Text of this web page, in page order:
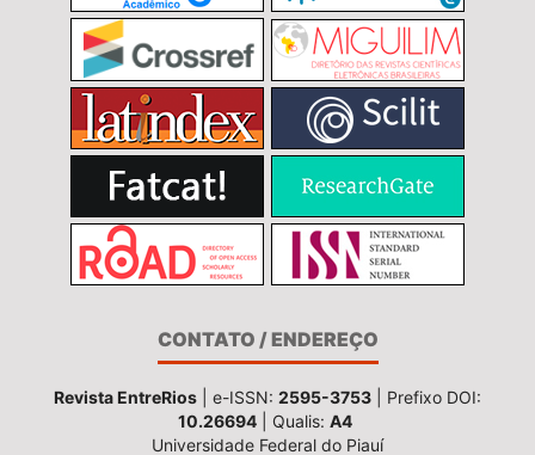
CONTATO / ENDEREÇO
Revista EntreRios | e-ISSN: 2595-3753 | Prefixo DOI:
10.26694 | Qualis: A4
Universidade Federal do Piauí